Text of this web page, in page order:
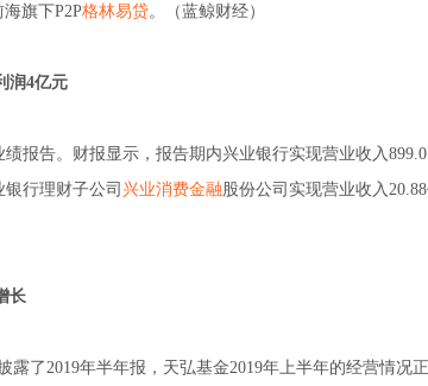
旗下P2P格林易贷。（蓝鲸财经）
润4亿元
报告。财报显示，报告期内兴业银行实现营业收入
银行理财子公司 兴业消费金融 股份公司实现营业收入
长
了2019年半年报，天弘基金2019年上半年的经营情况